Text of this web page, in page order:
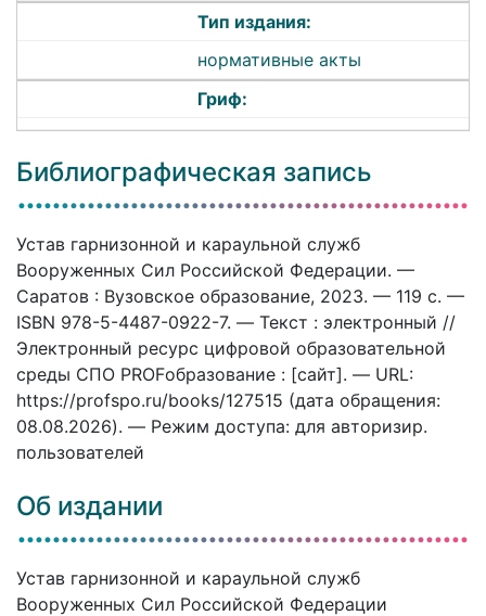
Тип издания:
нормативные акты
Гриф:
Библиографическая запись
Устав гарнизонной и караульной служб
Вооруженных Сил Российской Федерации. —
Саратов : Вузовское образование, 2023. — 119 c. —
ISBN 978-5-4487-0922-7. — Текст : электронный //
Электронный ресурс цифровой образовательной
среды СПО PROFобразование : [сайт]. — URL:
https://profspo.ru/books/127515 (дата обращения:
08.08.2026). — Режим доступа: для авторизир.
пользователей
Об издании
Устав гарнизонной и караульной служб
Вооруженных Сил Российской Федерации